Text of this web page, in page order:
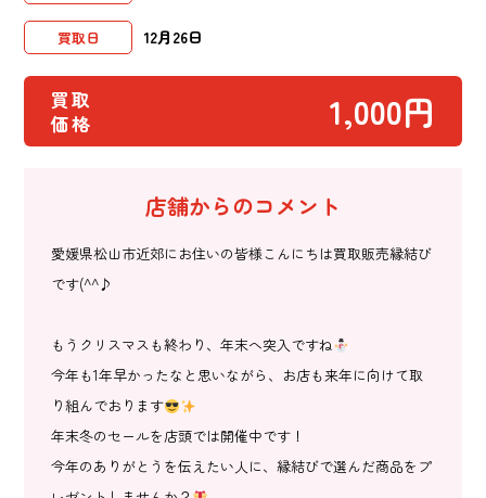
買取日 12月26日
買取
価格
1,000円
店舗からのコメント
愛媛県松山市近郊にお住いの皆様こんにちは買取販売縁結び
です(^^♪
もうクリスマスも終わり、年末へ突入ですね
今年も1年早かったなと思いながら、お店も来年に向けて取
り組んでおります
年末冬のセールを店頭では開催中です！
今年のありがとうを伝えたい人に、縁結びで選んだ商品をプ